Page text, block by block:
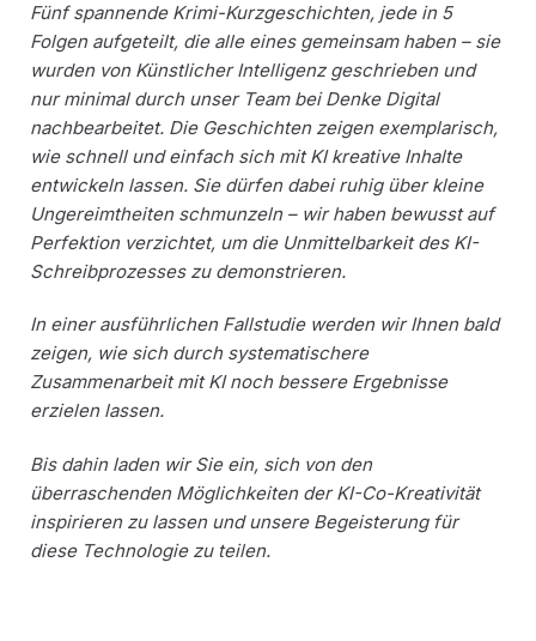
Fünf spannende Krimi-Kurzgeschichten, jede in 5
Folgen aufgeteilt, die alle eines gemeinsam haben – sie
wurden von Künstlicher Intelligenz geschrieben und
nur minimal durch unser Team bei Denke Digital
nachbearbeitet. Die Geschichten zeigen exemplarisch,
wie schnell und einfach sich mit KI kreative Inhalte
entwickeln lassen. Sie dürfen dabei ruhig über kleine
Ungereimtheiten schmunzeln – wir haben bewusst auf
Perfektion verzichtet, um die Unmittelbarkeit des KI-
Schreibprozesses zu demonstrieren.
In einer ausführlichen Fallstudie werden wir Ihnen bald
zeigen, wie sich durch systematischere
Zusammenarbeit mit KI noch bessere Ergebnisse
erzielen lassen.
Bis dahin laden wir Sie ein, sich von den
überraschenden Möglichkeiten der KI-Co-Kreativität
inspirieren zu lassen und unsere Begeisterung für
diese Technologie zu teilen.